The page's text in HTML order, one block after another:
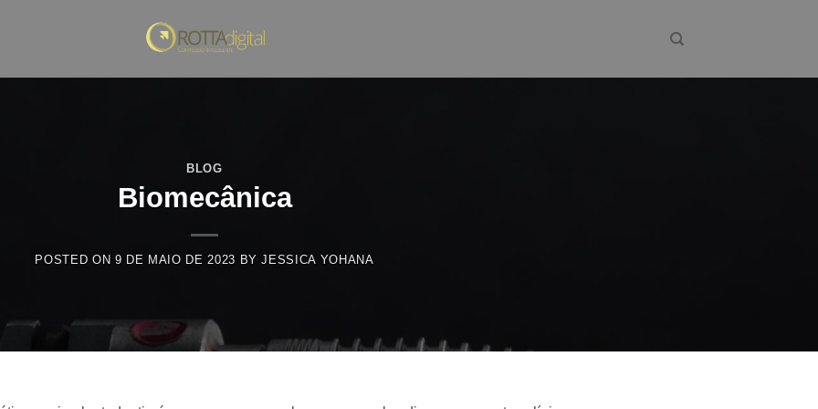
BLOG
Biomecânica
POSTED ON 9 DE MAIO DE 2023 BYJESSICA YOHANA